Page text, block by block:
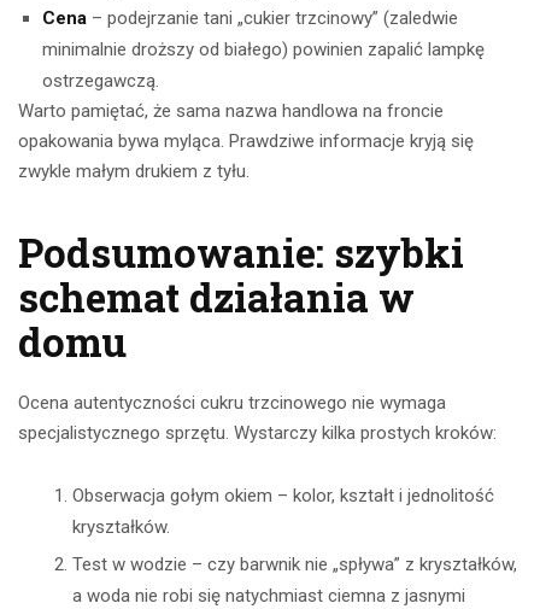
Cena – podejrzanie tani „cukier trzcinowy” (zaledwie
minimalnie droższy od białego) powinien zapalić lampkę
ostrzegawczą.
Warto pamiętać, że sama nazwa handlowa na froncie
opakowania bywa myląca. Prawdziwe informacje kryją się
zwykle małym drukiem z tyłu.
Podsumowanie: szybki
schemat działania w
domu
Ocena autentyczności cukru trzcinowego nie wymaga
specjalistycznego sprzętu. Wystarczy kilka prostych kroków:
Obserwacja gołym okiem – kolor, kształt i jednolitość
kryształków.
Test w wodzie – czy barwnik nie „spływa” z kryształków,
a woda nie robi się natychmiast ciemna z jasnymi